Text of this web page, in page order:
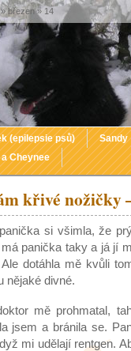
(epilepsie psů)
Sandy
Cheynee
křivé nožičky
si všimla, že
panička taky a já jí
Ale dotáhla mě kvůli
nějaké divné.
mě prohmatal,
jsem a bránila se.
mi udělají rentgen.
březen » 14